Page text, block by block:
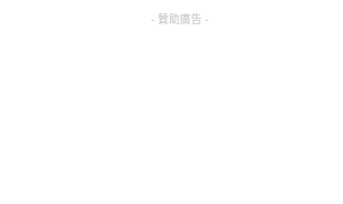
- 贊助廣告 -